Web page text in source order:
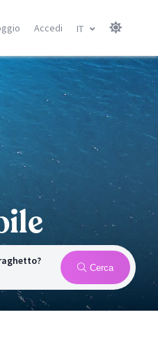
Isole Baleari
Minorca
Maiorca
Ibiza
Ricerca località
Accedi IT
Cerca